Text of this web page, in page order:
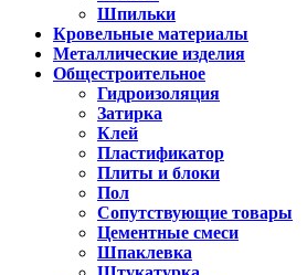
Шпильки
Кровельные материалы
Металлические изделия
Общестроительное
Гидроизоляция
Затирка
Клей
Пластификатор
Плиты и блоки
Пол
Сопутствующие товары
Цементные смеси
Шпаклевка